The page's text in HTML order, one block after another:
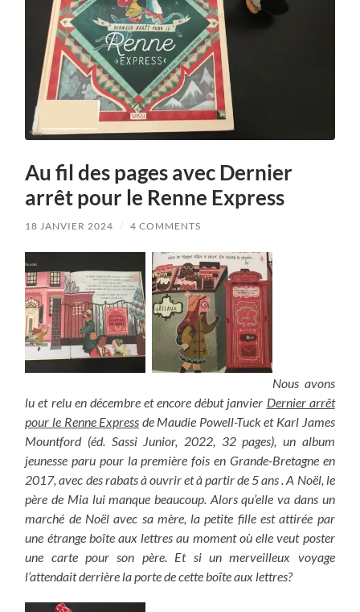
Au fil des pages avec Dernier
arrêt pour le Renne Express
18 JANVIER 2024 / 4 COMMENTS
Nous avons
lu et relu en décembre et encore début janvier Dernier arrêt
pour le Renne Express de Maudie Powell-Tuck et Karl James
Mountford (éd. Sassi Junior, 2022, 32 pages), un album
jeunesse paru pour la première fois en Grande-Bretagne en
2017, avec des rabats à ouvrir et à partir de 5 ans . A Noël, le
père de Mia lui manque beaucoup. Alors qu’elle va dans un
marché de Noël avec sa mère, la petite fille est attirée par
une étrange boîte aux lettres au moment où elle veut poster
une carte pour son père. Et si un merveilleux voyage
l’attendait derrière la porte de cette boîte aux lettres?